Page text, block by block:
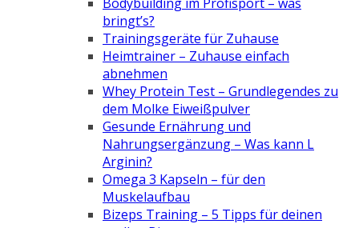
bringt’s?
Trainingsgeräte für Zuhause
Heimtrainer – Zuhause einfach
abnehmen
Whey Protein Test – Grundlegendes zu
dem Molke Eiweißpulver
Gesunde Ernährung und
Nahrungsergänzung – Was kann L
Arginin?
Omega 3 Kapseln – für den
Muskelaufbau
Bizeps Training – 5 Tipps für deinen